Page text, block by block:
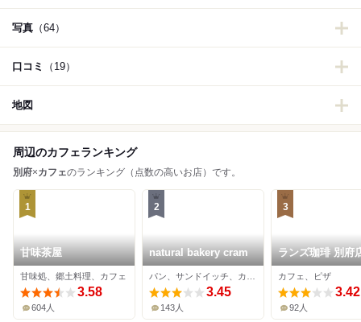
写真 （64）
口コミ （19）
地図
周辺のカフェランキング
別府×カフェのランキング（点数の高いお店）です。
1
甘味茶屋
甘味処、郷土料理、カフェ
3.58
604人
2
natural bakery cram
3.45
143人
3
ランズ珈琲 別府
カフェ、ピザ
3.42
92人